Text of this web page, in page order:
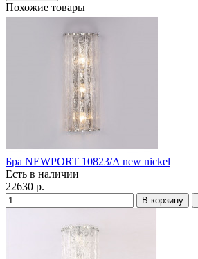
Похожие товары
Бра NEWPORT 10823/A new nickel
Есть в наличии
22630 р.
В корзину